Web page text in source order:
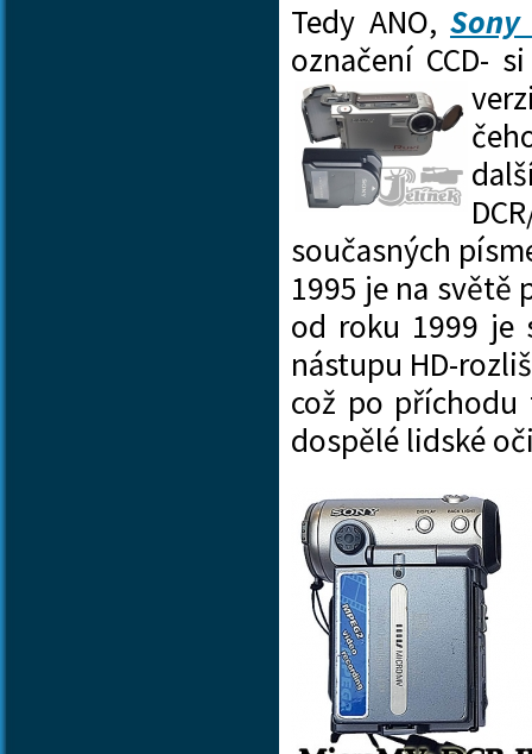
Tedy ANO, Sony
označení CCD-
současných
1995 je na světě
od roku 1999 je
nástupu HD-
což po příchodu
dospělé lidské